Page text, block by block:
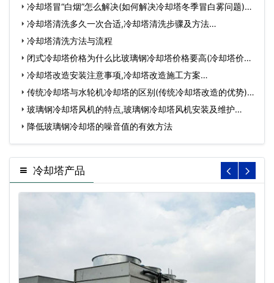
冷却塔冒“白烟”怎么解决(如何解决冷却塔冬季冒白雾问题)…
冷却塔清洗多久一次合适,冷却塔清洗步骤及方法…
冷却塔清洗方法与流程
闭式冷却塔价格为什么比玻璃钢冷却塔价格要高(冷却塔价格
高…冷却塔改造安装注意事项,冷却塔改造施工方案…
传统冷却塔与水轮机冷却塔的区别(传统冷却塔改造的优势)…
玻璃钢冷却塔风机的特点,玻璃钢冷却塔风机安装及维护…
降低玻璃钢冷却塔的噪音值的有效方法
冷却塔产品